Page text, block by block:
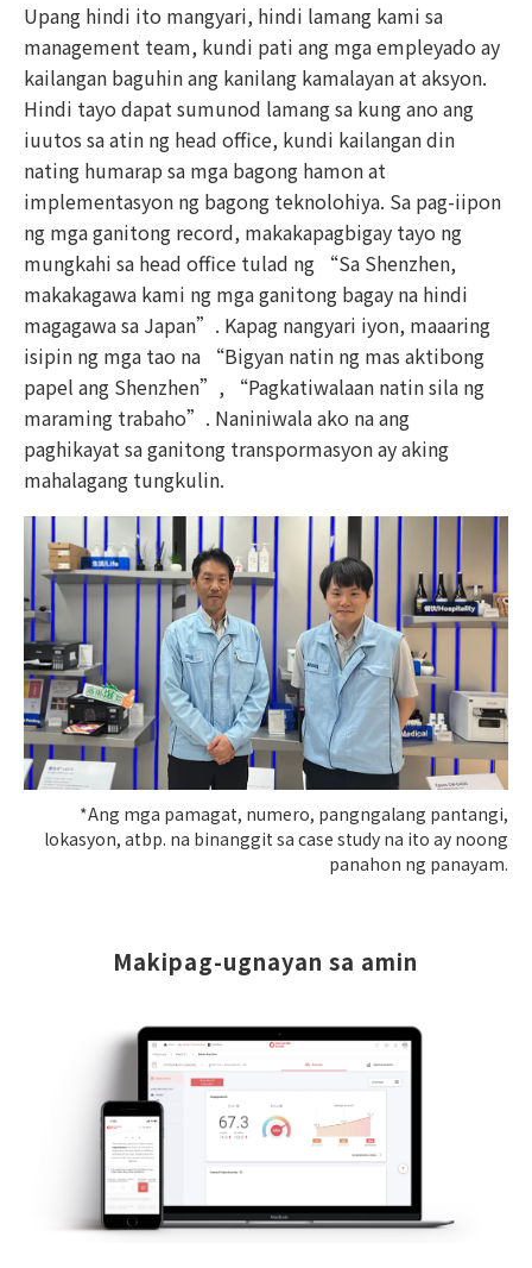
Upang hindi ito mangyari, hindi lamang kami sa
management team, kundi pati ang mga empleyado ay
kailangan baguhin ang kanilang kamalayan at aksyon.
Hindi tayo dapat sumunod lamang sa kung ano ang
iuutos sa atin ng head office, kundi kailangan din
nating humarap sa mga bagong hamon at
implementasyon ng bagong teknolohiya. Sa pag-iipon
ng mga ganitong record, makakapagbigay tayo ng
mungkahi sa head office tulad ng “Sa Shenzhen,
makakagawa kami ng mga ganitong bagay na hindi
magagawa sa Japan”. Kapag nangyari iyon, maaaring
isipin ng mga tao na “Bigyan natin ng mas aktibong
papel ang Shenzhen”, “Pagkatiwalaan natin sila ng
maraming trabaho”. Naniniwala ako na ang
paghikayat sa ganitong transpormasyon ay aking
mahalagang tungkulin.
*Ang mga pamagat, numero, pangngalang pantangi,
lokasyon, atbp. na binanggit sa case study na ito ay noong
panahon ng panayam.
Makipag-ugnayan sa amin